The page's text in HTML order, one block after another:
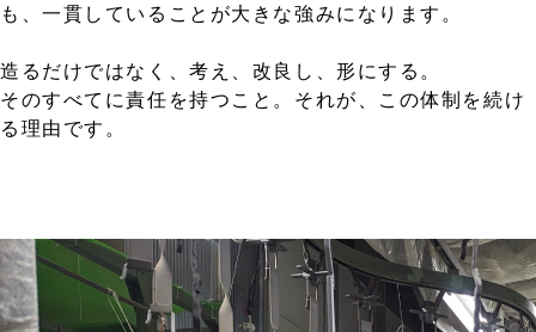
も、一貫していることが大きな強みになります。
造るだけではなく、考え、改良し、形にする。
そのすべてに責任を持つこと。それが、この体制を続け
る理由です。